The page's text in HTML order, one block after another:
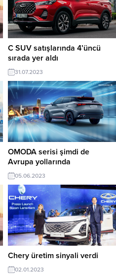
C SUV satışlarında 4’üncü
sırada yer aldı
31.07.2023
OMODA serisi şimdi de
Avrupa yollarında
05.06.2023
Chery üretim sinyali verdi
02.01.2023